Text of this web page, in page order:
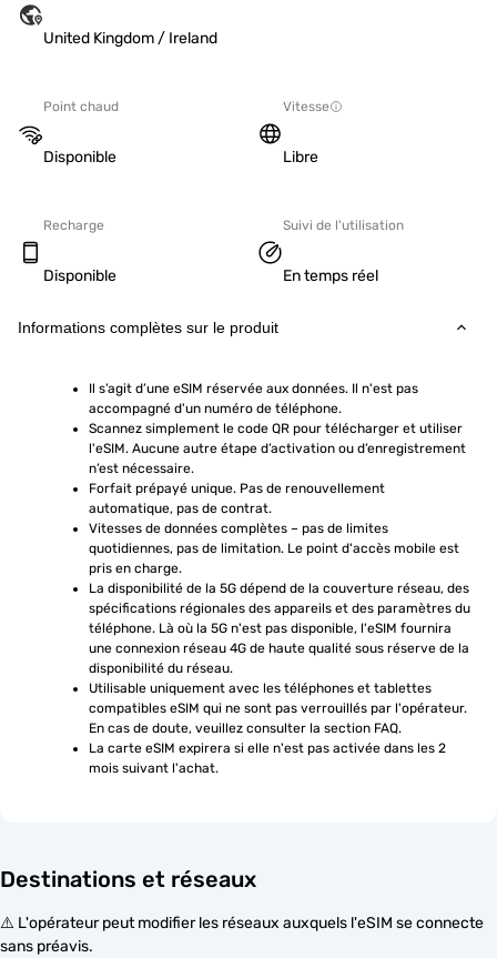
United Kingdom / Ireland
Point chaud
Disponible
Vitesse
Libre
Recharge
Disponible
Suivi de l'utilisation
En temps réel
Informations complètes sur le produit
Il s’agit d’une eSIM réservée aux données. Il n'est pas
accompagné d'un numéro de téléphone.
Scannez simplement le code QR pour télécharger et utiliser
l'eSIM. Aucune autre étape d’activation ou d’enregistrement
n’est nécessaire.
Forfait prépayé unique. Pas de renouvellement
automatique, pas de contrat.
Vitesses de données complètes – pas de limites
quotidiennes, pas de limitation. Le point d'accès mobile est
pris en charge.
La disponibilité de la 5G dépend de la couverture réseau, des
spécifications régionales des appareils et des paramètres du
téléphone. Là où la 5G n'est pas disponible, l'eSIM fournira
une connexion réseau 4G de haute qualité sous réserve de la
disponibilité du réseau.
Utilisable uniquement avec les téléphones et tablettes
compatibles eSIM qui ne sont pas verrouillés par l'opérateur.
En cas de doute, veuillez consulter la section FAQ.
La carte eSIM expirera si elle n'est pas activée dans les 2
mois suivant l'achat.
Destinations et réseaux
⚠️ L'opérateur peut modifier les réseaux auxquels l'eSIM se connecte
sans préavis.